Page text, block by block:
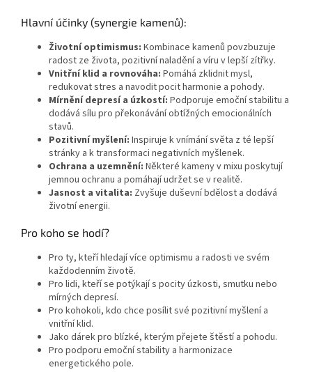
Hlavní účinky (synergie kamenů):
Životní optimismus: Kombinace kamenů povzbuzuje
radost ze života, pozitivní naladění a víru v lepší zítřky.
Vnitřní klid a rovnováha: Pomáhá zklidnit mysl,
redukovat stres a navodit pocit harmonie a pohody.
Mírnění depresí a úzkostí: Podporuje emoční stabilitu a
dodává sílu pro překonávání obtížných emocionálních
stavů.
Pozitivní myšlení: Inspiruje k vnímání světa z té lepší
stránky a k transformaci negativních myšlenek.
Ochrana a uzemnění: Některé kameny v mixu poskytují
jemnou ochranu a pomáhají udržet se v realitě.
Jasnost a vitalita: Zvyšuje duševní bdělost a dodává
životní energii.
Pro koho se hodí?
Pro ty, kteří hledají více optimismu a radosti ve svém
každodenním životě.
Pro lidi, kteří se potýkají s pocity úzkosti, smutku nebo
mírných depresí.
Pro kohokoli, kdo chce posílit své pozitivní myšlení a
vnitřní klid.
Jako dárek pro blízké, kterým přejete štěstí a pohodu.
Pro podporu emoční stability a harmonizace
energetického pole.